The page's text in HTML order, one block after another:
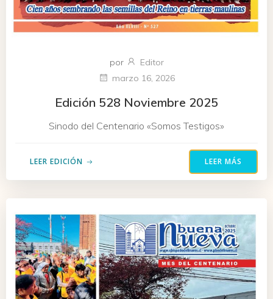
por
Editor
marzo 16, 2026
Edición 528 Noviembre 2025
Sinodo del Centenario «Somos Testigos»
LEER EDICIÓN LEER MÁS